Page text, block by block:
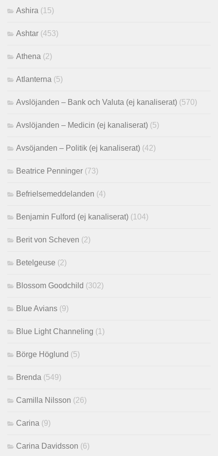
Ashira (15)
Ashtar (453)
Athena (2)
Atlanterna (5)
Avslöjanden – Bank och Valuta (ej kanaliserat) (570)
Avslöjanden – Medicin (ej kanaliserat) (5)
Avsöjanden – Politik (ej kanaliserat) (42)
Beatrice Penninger (73)
Befrielsemeddelanden (4)
Benjamin Fulford (ej kanaliserat) (104)
Berit von Scheven (2)
Betelgeuse (2)
Blossom Goodchild (302)
Blue Avians (9)
Blue Light Channeling (1)
Börge Höglund (5)
Brenda (549)
Camilla Nilsson (26)
Carina (9)
Carina Davidsson (6)